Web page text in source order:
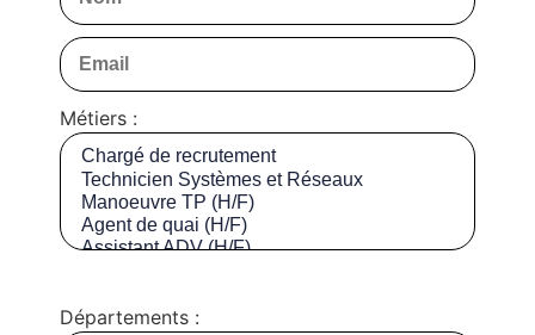
Métiers :
Départements :